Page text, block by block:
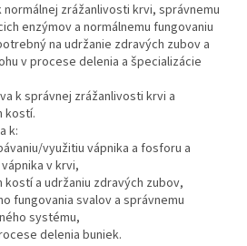
normálnej zrážanlivosti krvi, správnemu
enzýmov a normálnemu fungovaniu
na udržanie zdravých zubov a
v procese delenia a špecializácie
k správnej zrážanlivosti krvi a
kostí.
k:
využitiu vápnika a fosforu a
v krvi,
kostí a udržaniu zdravých zubov,
fungovania svalov a správnemu
systému,
delenia buniek.